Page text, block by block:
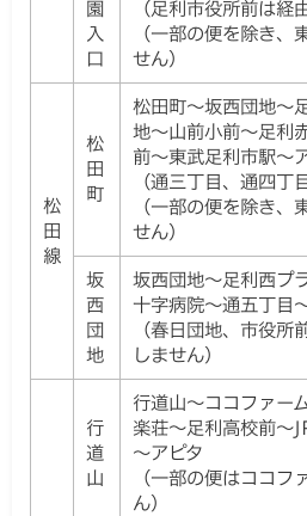
園
入
口
（足利市役所前は経
（一部の便を除き、
せん）
松
田
線
松
田
町
松田町～坂西団地～
地～山前小前～足利
前～東武足利市駅～
（通三丁目、通四丁
（一部の便を除き、
せん）
坂
西
団
地
坂西団地～足利西プ
十字病院～通五丁目
（春日団地、市役所
しません）
行
道
山
行道山～ココファー
楽荘～足利高校前～
～アピタ
（一部の便はココフ
ん）